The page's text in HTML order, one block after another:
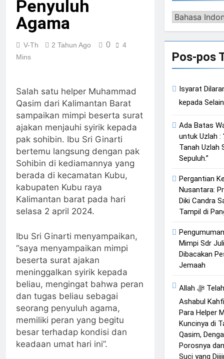
Qasim, Dengan
7 Tokoh Inti
Sebagai
Porosnya dan
jiwa yang Suci
Masuk
Loyal
Mahdi Masalah
Tertutup dari
Mayoritas
Kemuliaannya
Jauh dari Apa
Wajah (kang
Cahaya dari
Timur: Isyarat
dari Arah Timur
Kebangkitan :
Indonesia &
Malaysia akan
Menjadi Sebab
Rahmat Allah
3 Hari Ago
Penyuluh
Agama
V-Th 2 Tahun Ago 0
4
Mins
Salah satu helper Muhammad
Qasim dari Kalimantan Barat
sampaikan mimpi beserta surat
ajakan menjauhi syirik kepada
pak sohibin. Ibu Sri Ginarti
bertemu langsung dengan pak
Sohibin di kediamannya yang
berada di kecamatan Kubu,
kabupaten Kubu raya
Kalimantan barat pada hari
selasa 2 april 2024.
Ibu Sri Ginarti menyampaikan,
“saya menyampaikan mimpi
beserta surat ajakan
meninggalkan syirik kepada
beliau, mengingat bahwa peran
dan tugas beliau sebagai
seorang penyuluh agama,
memiliki peran yang begitu
besar terhadap kondisi dan
keadaan umat hari ini”.
Pengalih
Pos-pos
Isyarat
Ada Batas
untuk Uzlah :
Tanah Uzlah
Sepuluh.”
Pergantian
Nusantara:
Diki Candra
Tampil di
Mimpi Sdr
Dibacakan
Jemaah
Allah ﷻ Telah Menyiapkan “Gua
Ashabul
Para Helper
Kuncinya di
Qasim,
Porosnya
Suci yang